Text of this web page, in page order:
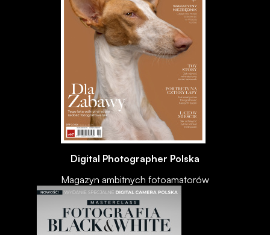
Digital Photographer Polska
Magazyn ambitnych fotoamatorów